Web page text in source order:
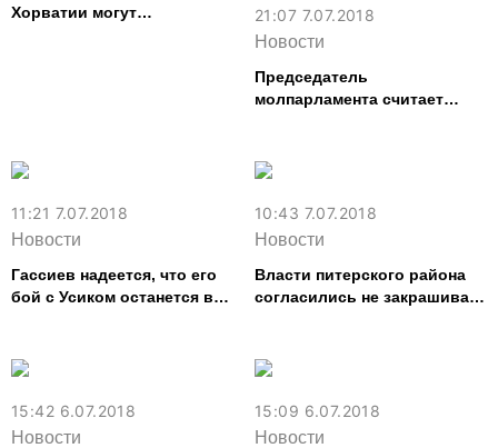
Хорватии могут
21:07 7.07.2018
Новости
Председатель
молпарламента считает
11:21 7.07.2018
Новости
Гассиев надеется, что его
бой с Усиком останется в
10:43 7.07.2018
Новости
Власти питерского района
согласились не закрашивать
15:42 6.07.2018
Новости
15:09 6.07.2018
Новости